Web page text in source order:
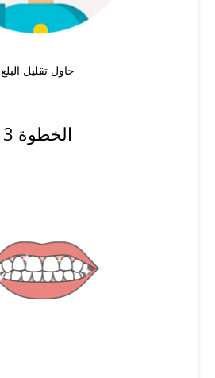
حاول تقليل البلع
الخطوة 3